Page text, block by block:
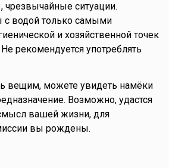
чрезвычайные ситуации.
с водой только самыми
и хозяйственной точек
рекомендуется употреблять
вещим, можете увидеть намёки
Возможно, удастся
вашей жизни, для
вы рождены.